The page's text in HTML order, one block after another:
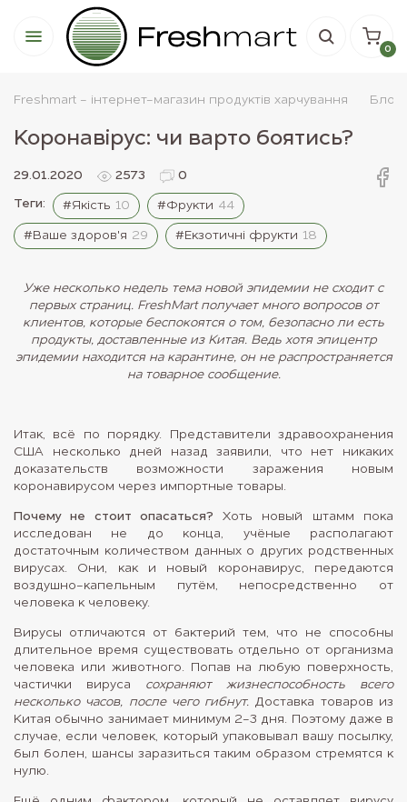
0
Freshmart - інтернет-магазин продуктів харчування Блог
Коронавірус: чи варто боятись?
29.01.2020 2573 0
Теги: #Якість 10 #Фрукти 44
#Ваше здоров'я 29 #Екзотичні фрукти 18
Уже несколько недель тема новой эпидемии не сходит с
первых страниц. FreshMart получает много вопросов от
клиентов, которые беспокоятся о том, безопасно ли есть
продукты, доставленные из Китая. Ведь хотя эпицентр
эпидемии находится на карантине, он не распространяется
на товарное сообщение.
Итак, всё по порядку. Представители здравоохранения
США несколько дней назад заявили, что нет никаких
доказательств возможности заражения новым
коронавирусом через импортные товары.
Почему не стоит опасаться? Хоть новый штамм пока
исследован не до конца, учёные располагают
достаточным количеством данных о других родственных
вирусах. Они, как и новый коронавирус, передаются
воздушно-капельным путём, непосредственно от
человека к человеку.
Вирусы отличаются от бактерий тем, что не способны
длительное время существовать отдельно от организма
человека или животного. Попав на любую поверхность,
частички вируса сохраняют жизнеспособность всего
несколько часов, после чего гибнут. Доставка товаров из
Китая обычно занимает минимум 2-3 дня. Поэтому даже в
случае, если человек, который упаковывал вашу посылку,
был болен, шансы заразиться таким образом стремятся к
нулю.